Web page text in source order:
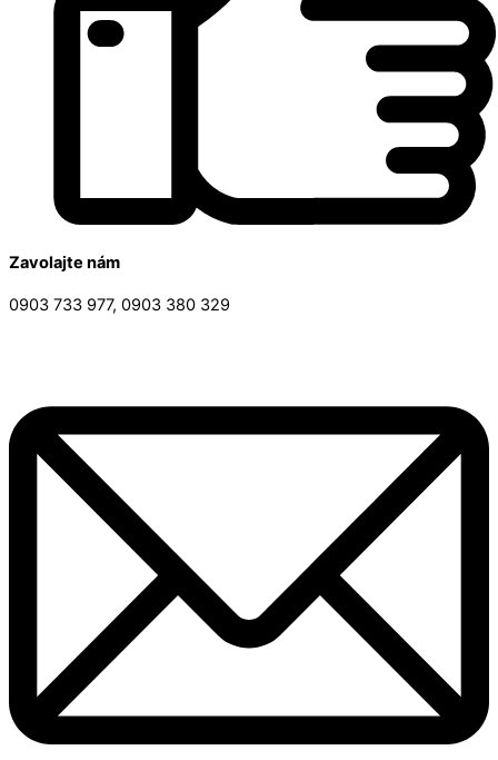
Zavolajte nám
0903 733 977, 0903 380 329